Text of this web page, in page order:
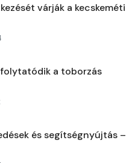
várják a kecskeméti
a toborzás
és segítségnyújtás –